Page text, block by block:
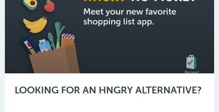
LOOKING FOR AN HNGRY ALTERNATIVE?